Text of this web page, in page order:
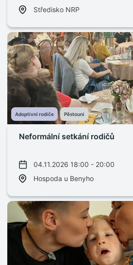
Středisko NRP
Adoptivní rodiče Pěstouni
Neformální setkání rodičů
04.11.2026 18:00 - 20:00
Hospoda u Benyho